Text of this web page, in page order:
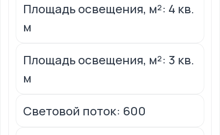
Площадь освещения, м²: 4 кв.
м
Площадь освещения, м²: 3 кв.
м
Световой поток: 600